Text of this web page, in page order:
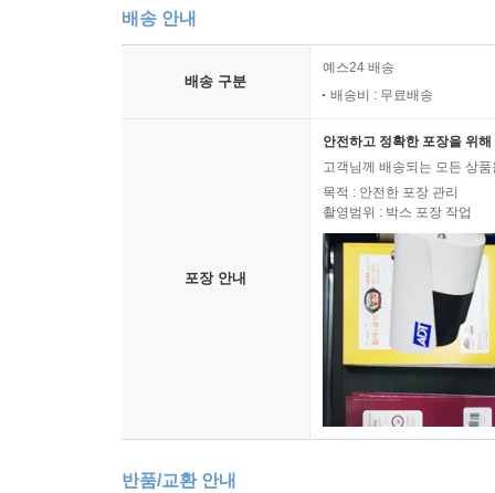
배송 안내
배송 구분
예스24 배송
배송비 : 무료배송
포장 안내
안전하고 정확한 포장을 위
고객님께 배송되는 모든 상
목적 : 안전한 포장 관리
촬영범위 : 박스 포장 작업
반품/교환 안내